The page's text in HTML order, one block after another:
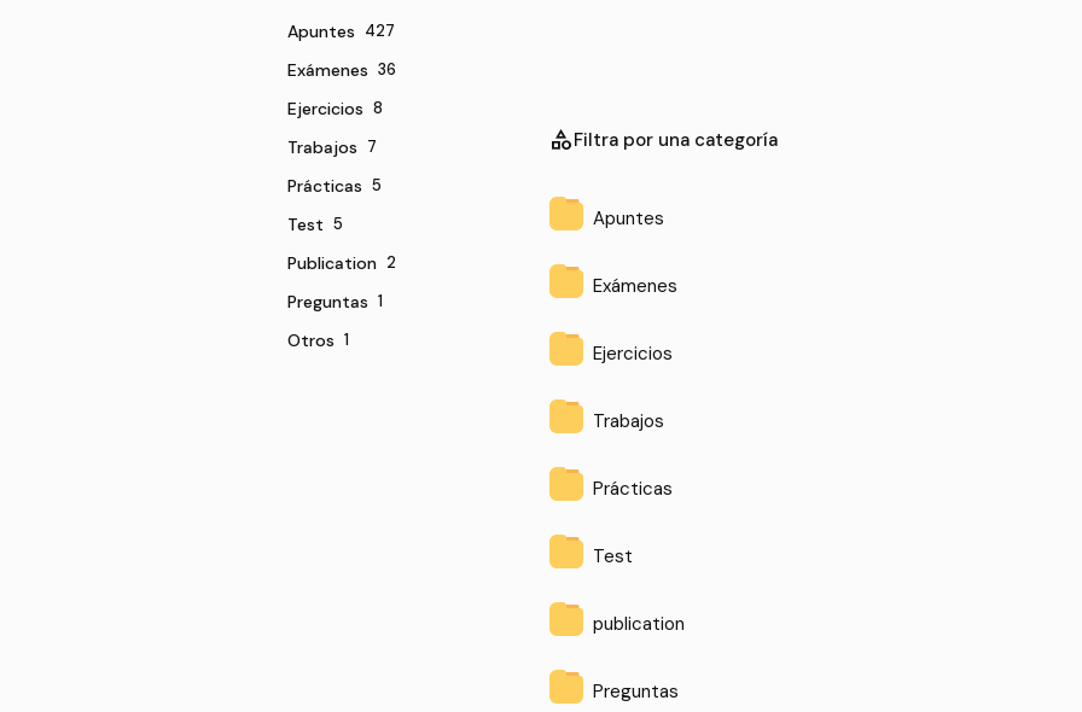
Apuntes 427
Exámenes 36
Ejercicios 8
Trabajos 7
Prácticas 5
Test 5
Publication 2
Preguntas 1
Otros 1
categoryFiltra por una categoría
Apuntes
Exámenes
Ejercicios
Trabajos
Prácticas
Test
publication
Preguntas